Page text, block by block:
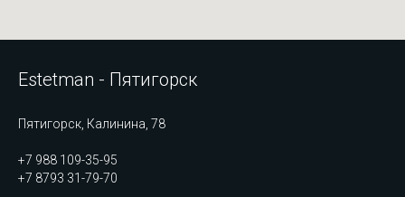
Estetman - Пятигорск
Пятигорск, Калинина, 78
+7 988 109-35-95
+7 8793 31-79-70